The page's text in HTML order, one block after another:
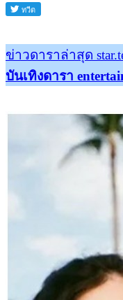
ข่าวดาราล่าสุด
บันเทิงดารา